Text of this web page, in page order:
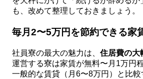
も、改めて整理しておきましょう。
毎月2〜5万円を節約できる家
社員寮の最大の魅力は、 住居費の大
運営する寮は家賃が無料〜月1万円
一般的な賃貸（月6〜8万円）と比